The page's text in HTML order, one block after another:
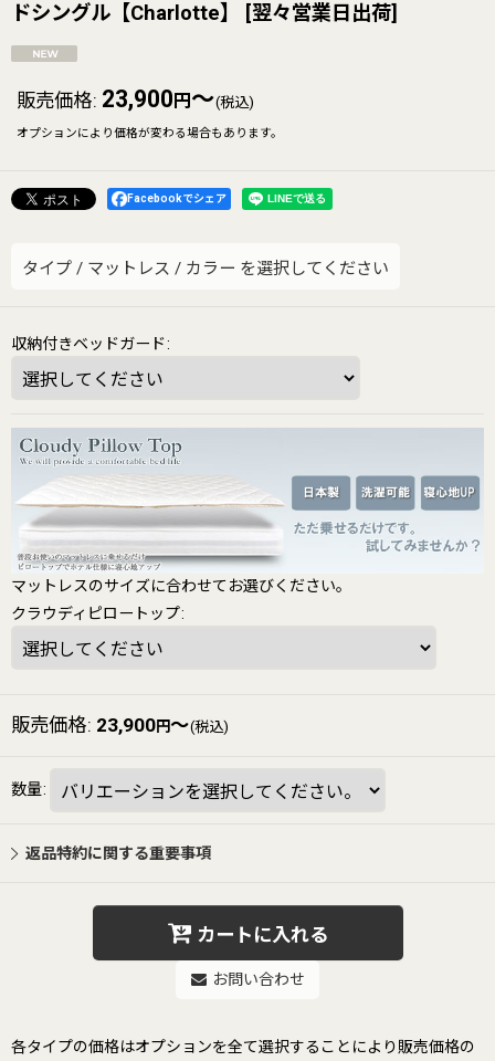
ドシングル【Charlotte】
[翌々営業日出荷]
販売価格: 23,900 円 ～(税込)
オプションにより価格が変わる場合もあります。
Facebookでシェア
タイプ / マットレス / カラー を選択してください
収納付きベッドガード:
マットレスのサイズに合わせてお選びください。
クラウディピロートップ:
販売価格: 23,900円～(税込)
数量:
返品特約に関する重要事項
カートに入れる
お問い合わせ
各タイプの価格はオプションを全て選択することにより販売価格の